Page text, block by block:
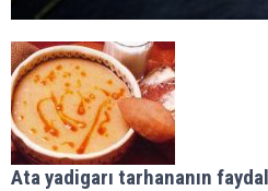
Ata yadigarı tarhananın